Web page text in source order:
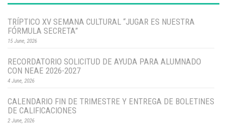
TRÍPTICO XV SEMANA CULTURAL “JUGAR ES NUESTRA
FÓRMULA SECRETA”
15 June, 2026
RECORDATORIO SOLICITUD DE AYUDA PARA ALUMNADO
CON NEAE 2026-2027
4 June, 2026
CALENDARIO FIN DE TRIMESTRE Y ENTREGA DE BOLETINES
DE CALIFICACIONES
2 June, 2026